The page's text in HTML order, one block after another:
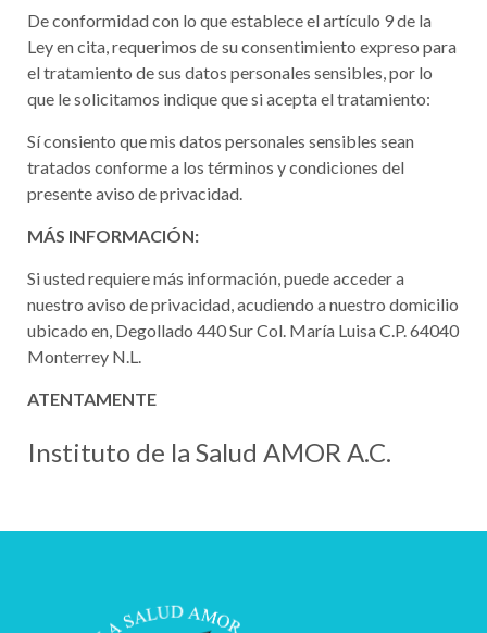
De conformidad con lo que establece el artículo 9 de la
Ley en cita, requerimos de su consentimiento expreso para
el tratamiento de sus datos personales sensibles, por lo
que le solicitamos indique que si acepta el tratamiento:
Sí consiento que mis datos personales sensibles sean
tratados conforme a los términos y condiciones del
presente aviso de privacidad.
MÁS INFORMACIÓN:
Si usted requiere más información, puede acceder a
nuestro aviso de privacidad, acudiendo a nuestro domicilio
ubicado en, Degollado 440 Sur Col. María Luisa C.P. 64040
Monterrey N.L.
ATENTAMENTE
Instituto de la Salud AMOR A.C.